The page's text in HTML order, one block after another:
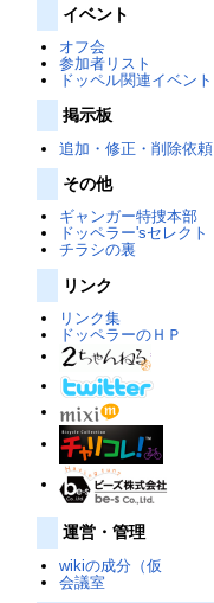
イベント
オフ会
参加者リスト
ドッペル関連イベント
掲示板
追加・修正・削除依頼
その他
ギャンガー特捜本部
ドッペラー'sセレクト
チラシの裏
リンク
リンク集
ドッペラーのＨＰ
運営・管理
wikiの成分（仮
会議室